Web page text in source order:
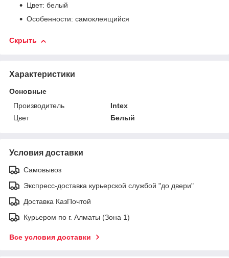
Цвет: белый
Особенности: самоклеящийся
Скрыть
Характеристики
Основные
Производитель
Intex
Цвет
Белый
Условия доставки
Самовывоз
Экспресс-доставка курьерской службой "до двери"
Доставка КазПочтой
Курьером по г. Алматы (Зона 1)
Все условия доставки